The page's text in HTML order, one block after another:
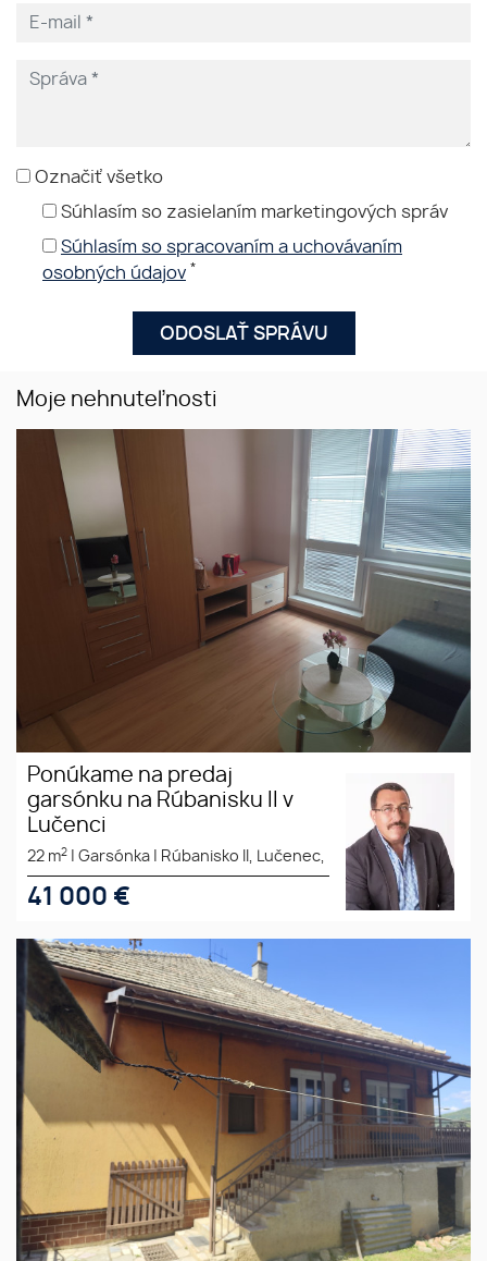
Označiť všetko
Súhlasím so zasielaním marketingových správ
Súhlasím so spracovaním a uchovávaním
osobných údajov *
Moje nehnuteľnosti
Ponúkame na predaj garsónku s
loggiou na Rúbanisku II v
Lučenci
Ponúkame na predaj
garsónku na Rúbanisku II v
Lučenci
22 m2 Garsónka Rúbanisko II, Lučenec,
41 000 €
Ponúkame na predaj prízemný
rod. dom v obci Ružiná.